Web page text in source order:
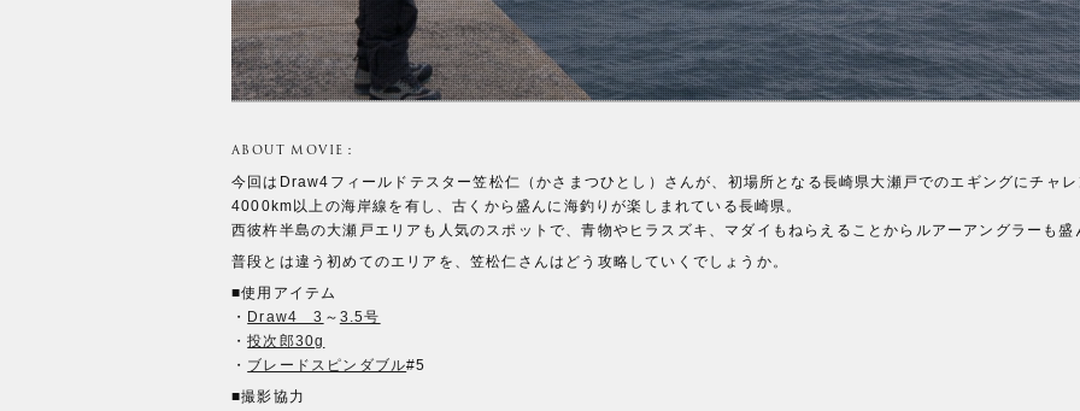
ABOUT MOVIE：
今回はDraw4フィールドテスター笠松仁（かさまつひとし）さんが、初場所となる長崎県大瀬戸でのエギングにチャ
4000km以上の海岸線を有し、古くから盛んに海釣りが楽しまれている長崎県。
西彼杵半島の大瀬戸エリアも人気のスポットで、青物やヒラスズキ、マダイもねらえることからルアーアングラーも
普段とは違う初めてのエリアを、笠松仁さんはどう攻略していくでしょうか。
■使用アイテム
・ Draw4 3 ～ 3.5号
・投次郎30g
・ ブレードスピンダブル#5
■撮影協力